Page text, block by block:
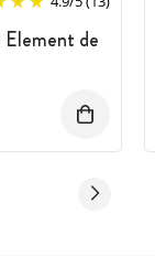
Element de